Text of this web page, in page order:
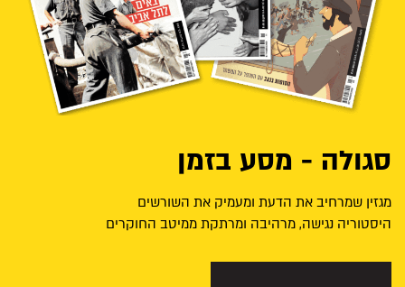
סגולה - מסע בזמן
מגזין שמרחיב את הדעת ומעמיק את השורשים
היסטוריה נגישה, מרהיבה ומרתקת ממיטב החוקרים